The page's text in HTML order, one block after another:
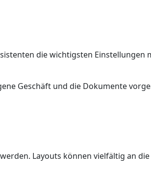
die wichtigsten Einstellungen
Geschäft und die Dokumente
Layouts können vielfältig an